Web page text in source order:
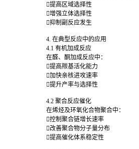
提高区域选择性
增强立体选择性
抑制副反应发生
4. 在典型反应中的应用
4.1 有机加成反应
在醛、酮加成反应中：
提高羰基活化能力
加快亲核进攻速率
提升产率与选择性
4.2 聚合反应催化
在烯烃及环氧化合物聚合中：
控制聚合链增长速率
改善聚合物分子量分布
提高催化体系稳定性